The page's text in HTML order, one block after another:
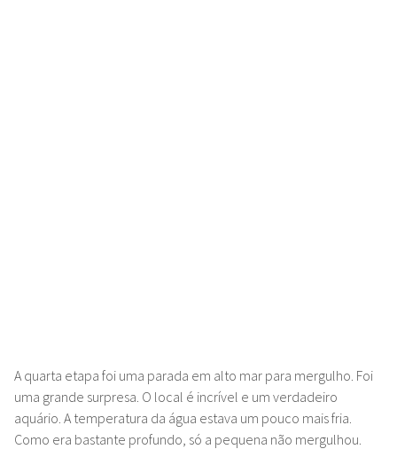
A quarta etapa foi uma parada em alto mar para mergulho. Foi
uma grande surpresa. O local é incrível e um verdadeiro
aquário. A temperatura da água estava um pouco mais fria.
Como era bastante profundo, só a pequena não mergulhou.